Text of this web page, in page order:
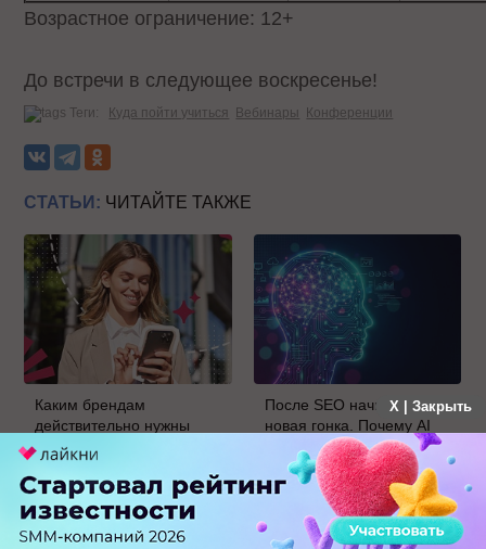
Возрастное ограничение: 12+
До встречи в следующее воскресенье!
Теги: Куда пойти учиться Вебинары Конференции
СТАТЬИ: ЧИТАЙТЕ ТАКЖЕ
Каким брендам
действительно нужны
mobile push-
коммуникации, а для кого
это – лишняя трата
ресурсов
После SEO начинается
новая гонка. Почему AI
Velocity может стать
главным KPI бизнеса в
ближайшие пять лет
X | Закрыть